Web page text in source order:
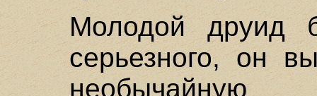
Молодой друид
серьезного, он